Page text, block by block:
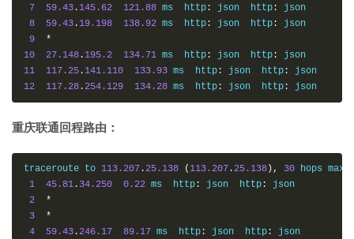
7
59.43 . 145.62 121.88 ms  http : json  http :
json
8
59.43 . 19.198 138.92 ms  http : json  http :
json
9
*
10
27.148 . 195.2 134.71 ms  http : json  http :
11
117.25 . 141.110 133.93 ms  http : json  http :
12
117.28 .254.129 134.28 ms  http : json  http : json
重庆联通回程路由：
traceroute to 113.207 .25.138 ( 113.207 .25.138 ), 30 hops max
1
45.81 . 34.250 0.22 ms  http : json  http :
json
2
*
3
*
4
59.43 .246.17 89.17 ms  http : json  http :
json